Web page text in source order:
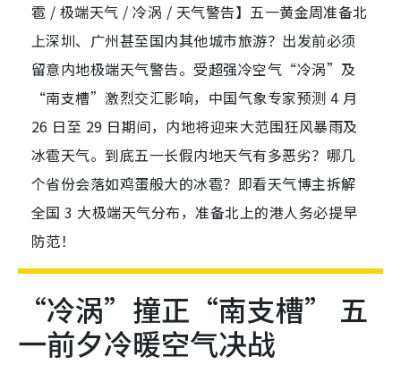
雹 / 极端天气 / 冷涡 / 天气警告】五一黄金周准备北
上深圳、广州甚至国内其他城市旅游？出发前必须
留意内地极端天气警告。受超强冷空气“冷涡”及
“南支槽”激烈交汇影响，中国气象专家预测 4 月
26 日至 29 日期间，内地将迎来大范围狂风暴雨及
冰雹天气。到底五一长假内地天气有多恶劣？哪几
个省份会落如鸡蛋般大的冰雹？即看天气博主拆解
全国 3 大极端天气分布，准备北上的港人务必提早
防范！
“冷涡”撞正“南支槽” 五
一前夕冷暖空气决战